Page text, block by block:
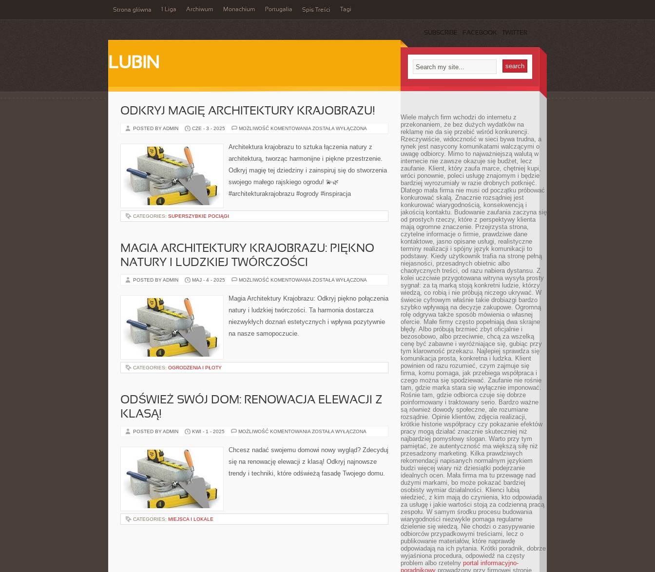
Strona główna 1 Liga Archiwum Monachium Portugalia Spis Treści Tagi
SUBSCRIBE FACEBOOK TWITTER
LUBIN
ODKRYJ MAGIĘ ARCHITEKTURY KRAJOBRAZU!
POSTED BY ADMIN CZE - 3 - 2025 MOŻLIWOŚĆ KOMENTOWANIA ODKRYJ
KRAJOBRAZU!
ZOSTAŁA WYŁĄCZONA
Architektura krajobrazu to sztuka łączenia natury z
architekturą, tworząc harmonijne i piękne przestrzenie.
Odkryj magię tej dziedziny i zainspiruj się do stworzenia
swojego małego rajskiego ogrodu! 💫🌿
#architekturakrajobrazu #ogrody #inspiracja
CATEGORIES: SUPERSZYBKIE POCIĄGI
MAGIA ARCHITEKTURY KRAJOBRAZU: PIĘKNO
NATURY I LUDZKIEJ TWÓRCZOŚCI
POSTED BY ADMIN MAJ - 4 - 2025 MOŻLIWOŚĆ KOMENTOWANIA MAGIA
PIĘKNO
NATURY
LUDZKIEJ
ZOSTAŁA WYŁĄCZONA
Magia Architektury Krajobrazu: Odkryj piękno połączenia
natury i ludzkiej twórczości. Ta harmonia dostarcza
niezwykłych doznań estetycznych i wpływa pozytywnie
na nasze samopoczucie.
CATEGORIES: OGRODZENIA I PŁOTY
ODŚWIEŻ SWÓJ DOM: RENOWACJA ELEWACJI Z
KLASĄ!
POSTED BY ADMIN KWI - 1 - 2025 MOŻLIWOŚĆ KOMENTOWANIA ODŚWIEŻ
RENOWACJA
ELEWACJI
KLASĄ!
ZOSTAŁA WYŁĄCZONA
Chcesz nadać swojemu domowi nowy wygląd? Zdecyduj
się na renowację elewacji z klasą! Odkryj najnowsze
trendy i techniki, które odświeżą fasadę Twojego domu.
CATEGORIES: MIEJSCA I LOKALE
Wiele małych firm wchodzi do internetu z
przekonaniem, że bez dużych wydatków na
reklamę nie da się przebić wśród konkurencji.
Rzeczywiście, widoczność w sieci bywa trudna, a
rynek jest nasycony komunikatami walczącymi o
uwagę odbiorcy. Mimo to najważniejszą walutą w
internecie nie zawsze okazuje się budżet, lecz
zaufanie. Klient, który zaufa marce, chętniej kupi,
wróci ponownie, poleci usługę znajomym i będzie
bardziej wyrozumiały w razie drobnych potknięć.
Dlatego mała firma nie musi od początku próbować
konkurować skalą. Znacznie rozsądniej jest
konkurować wiarygodnością, konsekwencją i
jakością kontaktu. Budowanie zaufania zaczyna się
od prostych rzeczy, które z perspektywy klienta
mają ogromne znaczenie. Przejrzysta strona,
czytelne informacje o firmie, prawdziwe dane
kontaktowe, jasno opisane usługi, realistyczne
terminy realizacji i spójny język komunikacji to
podstawy. Kiedy użytkownik trafia na stronę pełną
niejasności, przesadnych obietnic albo
chaotycznych treści, od razu nabiera dystansu. Z
kolei uczciwie przygotowana witryna wysyła prosty
sygnał: za tą marką stoją konkretni ludzie, którzy
wiedzą, co robią i nie próbują niczego ukrywać. W
świecie cyfrowym właśnie takie drobiazgi bardzo
szybko wpływają na decyzje zakupowe. Ogromną
rolę odgrywa także sposób mówienia o własnej
ofercie. Małe firmy często popełniają dwa skrajne
błędy. Albo próbują brzmieć zbyt oficjalnie i
bezosobowo, albo przeciwnie, chcą za wszelką
cenę być zabawne i wyróżniające się, gubiąc przy
tym klarowność przekazu. Najlepiej sprawdza się
komunikacja prosta, konkretna i ludzka. Klient
powinien od razu rozumieć, czym zajmuje się
firma, komu pomaga, jak przebiega współpraca i
czego można się spodziewać. Zaufanie nie rośnie
tam, gdzie marka stara się wyłącznie imponować.
Rośnie tam, gdzie odbiorca czuje się dobrze
poinformowany i traktowany serio. Bardzo ważne
są również dowody społeczne, ale rozumiane
rozsądnie. Opinie klientów, zdjęcia realizacji,
krótkie historie współpracy czy pokazanie efektów
pracy mogą działać znacznie skuteczniej niż
najbardziej pomysłowy slogan. Warto przy tym
pamiętać, że autentyczność ma większą siłę niż
przesadzony marketing. Kilka prawdziwych
rekomendacji napisanych normalnym językiem
budzi więcej wiary niż dziesiątki podejrzanie
idealnych ocen. Mała firma ma tu przewagę nad
dużymi markami, bo może pokazać bardziej
osobisty wymiar działalności. Klienci lubią
wiedzieć, z kim mają do czynienia, kto odpowiada
za usługę i jakie wartości stoją za codzienną pracą
zespołu. W samym środku procesu budowania
wiarygodności niezwykle pomaga regularne
dzielenie się wiedzą. Nie chodzi o zasypywanie
odbiorców przypadkowymi treściami, lecz o
publikowanie materiałów, które naprawdę
odpowiadają na ich pytania. Krótki poradnik, dobrze
wyjaśniona procedura, odpowiedź na częsty
problem albo rzetelny portal informacyjno-
poradnikowy prowadzony przy firmowej stronie